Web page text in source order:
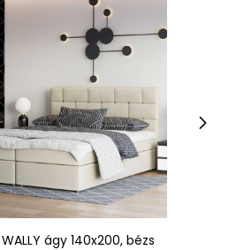
ágy 140x200, bézs